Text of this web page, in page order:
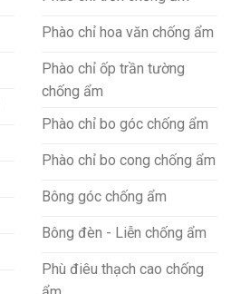
Phào chỉ hoa văn chống ẩm
Phào chỉ ốp trần tường
chống ẩm
Phào chỉ bo góc chống ẩm
Phào chỉ bo cong chống ẩm
Bông góc chống ẩm
Bông đèn - Liễn chống ẩm
Phù điêu thạch cao chống